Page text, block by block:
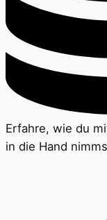
Erfahre, wie du
in die Hand